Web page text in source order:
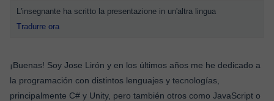
L'insegnante ha scritto la presentazione in un'altra lingua
Tradurre ora
¡Buenas! Soy Jose Lirón y en los últimos años me he dedicado a
la programación con distintos lenguajes y tecnologías,
principalmente C# y Unity, pero también otros como JavaScript o